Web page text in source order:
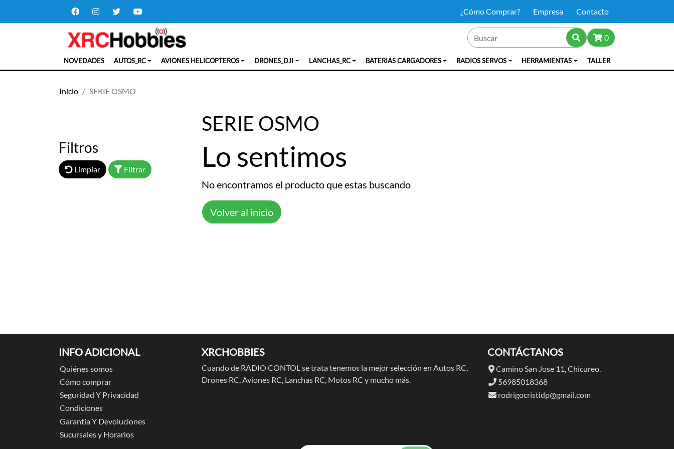
¿Cómo Comprar? Empresa Contacto
0
NOVEDADES AUTOS_RC AVIONES HELICOPTEROS DRONES_DJI LANCHAS_RC BATERIAS CARGADORES RADIOS SERVOS HERRAMIENTAS TALLER
Inicio SERIE OSMO
SERIE OSMO
Filtros
Limpiar Filtrar Lo sentimos
No encontramos el producto que estas buscando
Volver al inicio
INFO ADICIONAL
Quiénes somos
Cómo comprar
Seguridad Y Privacidad
Condiciones
Garantia Y Devoluciones
Sucursales y Horarios
XRCHOBBIES
Cuando de RADIO CONTOL se trata tenemos la mejor selección en Autos RC,
Drones RC, Aviones RC, Lanchas RC, Motos RC y mucho más.
CONTÁCTANOS
Camino San Jose 11, Chicureo.
56985018368
rodrigocristidp@gmail.com